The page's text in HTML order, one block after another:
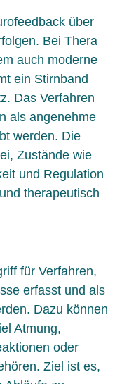
über
Bei Thera
auch moderne
ein Stirnband
Das Verfahren
als angenehme
werden. Die
Zustände wie
und Regulation
therapeutisch
für Verfahren,
erfasst und als
Dazu können
Atmung,
oder
Ziel ist es,